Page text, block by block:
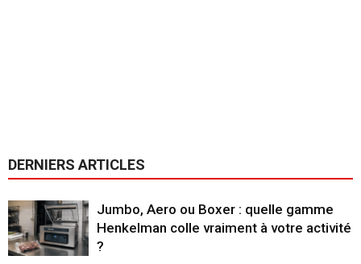
DERNIERS ARTICLES
Jumbo, Aero ou Boxer : quelle gamme
Henkelman colle vraiment à votre activité
?